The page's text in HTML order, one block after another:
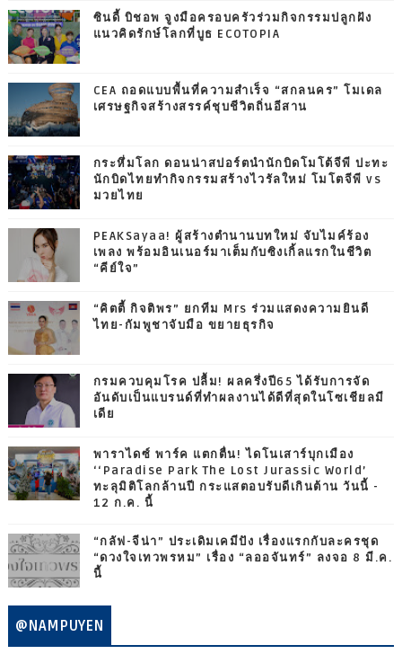
ซินดี้ บิชอพ จูงมือครอบครัวร่วมกิจกรรมปลูกฝัง
แนวคิดรักษ์โลกที่บูธ ECOTOPIA
CEA ถอดแบบพื้นที่ความสำเร็จ “สกลนคร” โมเดล
เศรษฐกิจสร้างสรรค์ชุบชีวิตถิ่นอีสาน
กระหึ่มโลก ดอนน่าสปอร์ตนำนักบิดโมโต้จีพี ปะทะ
นักบิดไทยทำกิจกรรมสร้างไวรัลใหม่ โมโตจีพี vs
มวยไทย
PEAKSayaa! ผู้สร้างตำนานบทใหม่ จับไมค์ร้อง
เพลง พร้อมอินเนอร์มาเต็มกับซิงเกิ้ลแรกในชีวิต
“คีย์ใจ”
“คิตตี้ กิจติพร” ยกทีม Mrs ร่วมแสดงความยินดี
ไทย-กัมพูชาจับมือ ขยายธุรกิจ
กรมควบคุมโรค ปลื้ม! ผลครึ่งปี65 ได้รับการจัด
อันดับเป็นแบรนด์ที่ทำผลงานได้ดีที่สุดในโซเชียลมี
เดีย
พาราไดซ์ พาร์ค แตกตื่น! ไดโนเสาร์บุกเมือง
‘‘Paradise Park The Lost Jurassic World’
ทะลุมิติโลกล้านปี กระแสตอบรับดีเกินต้าน วันนี้ -
12 ก.ค. นี้
“กลัฟ-จีน่า” ประเดิมเคมีปัง เรื่องแรกกับละครชุด
“ดวงใจเทวพรหม” เรื่อง “ลออจันทร์” ลงจอ 8 มี.ค.
นี้
@NAMPUYEN